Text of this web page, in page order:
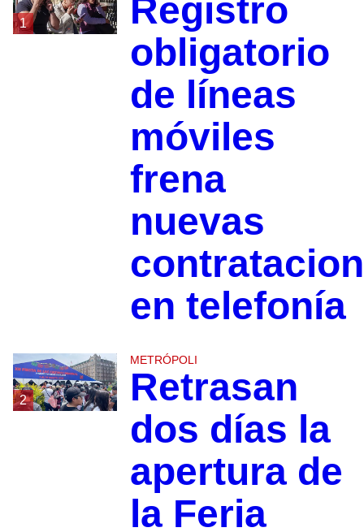
1
Registro
obligatorio
de líneas
móviles
frena
nuevas
en telefonía
2
METRÓPOLI
Retrasan
dos días la
apertura de
la Feria